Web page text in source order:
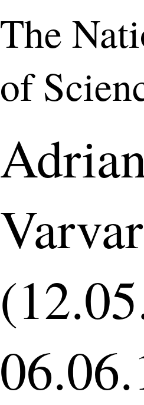
The
of